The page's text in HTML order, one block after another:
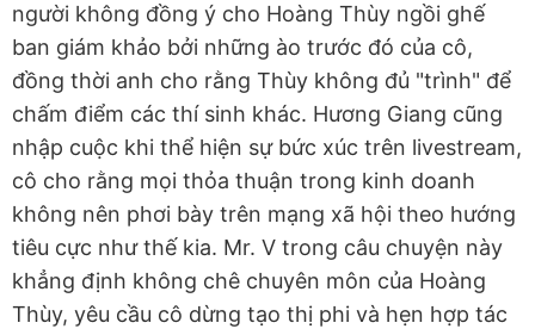
người không đồng ý cho Hoàng Thùy ngồi ghế
ban giám khảo bởi những ào trước đó của cô,
đồng thời anh cho rằng Thùy không đủ "trình" để
chấm điểm các thí sinh khác. Hương Giang cũng
nhập cuộc khi thể hiện sự bức xúc trên livestream,
cô cho rằng mọi thỏa thuận trong kinh doanh
không nên phơi bày trên mạng xã hội theo hướng
tiêu cực như thế kia. Mr. V trong câu chuyện này
khẳng định không chê chuyên môn của Hoàng
Thùy, yêu cầu cô dừng tạo thị phi và hẹn hợp tác